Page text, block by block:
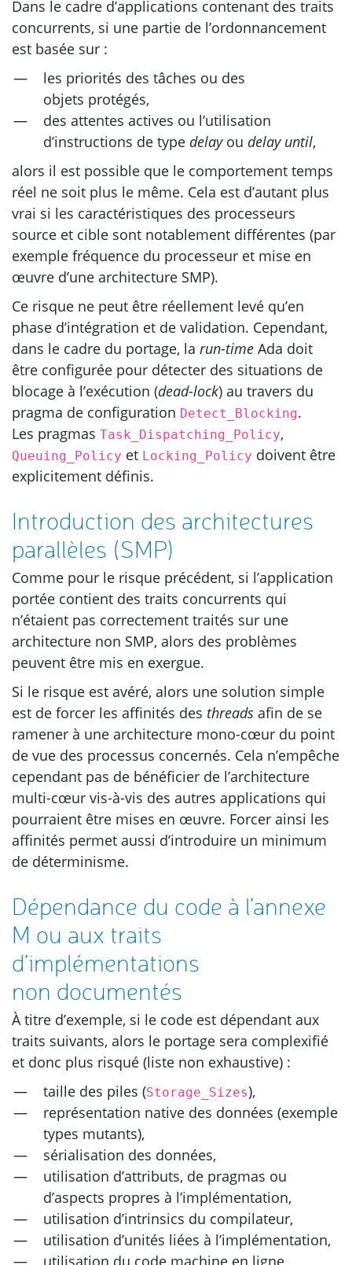
Dans le cadre d’applications contenant des traits
concurrents, si une partie de l’ordonnancement
est basée sur :
les priorités des tâches ou des
objets protégés,
des attentes actives ou l’utilisation
d’instructions de type delayou delay until,
alors il est possible que le comportement temps
réel ne soit plus le même. Cela est d’autant plus
vrai si les caractéristiques des processeurs
source et cible sont notablement différentes (par
exemple fréquence du processeur et mise en
œuvre d’une architecture SMP).
Ce risque ne peut être réellement levé qu’en
phase d’intégration et de validation. Cependant,
dans le cadre du portage, la run-time Ada doit
être configurée pour détecter des situations de
blocage à l’exécution (dead-lock) au travers du
pragma de configuration Detect_Blocking.
Les pragmas Task_Dispatching_Policy,
Queuing_Policy et Locking_Policy doivent être
explicitement définis.
Introduction des architectures
parallèles (SMP)
Comme pour le risque précédent, si l’application
portée contient des traits concurrents qui
n’étaient pas correctement traités sur une
architecture non SMP, alors des problèmes
peuvent être mis en exergue.
Si le risque est avéré, alors une solution simple
est de forcer les affinités des threads afin de se
ramener à une architecture mono-cœur du point
de vue des processus concernés. Cela n’empêche
cependant pas de bénéficier de l’architecture
multi-cœur vis-à-vis des autres applications qui
pourraient être mises en œuvre. Forcer ainsi les
affinités permet aussi d’introduire un minimum
de déterminisme.
Dépendance du code à l’annexe
M ou aux traits
d’implémentations
non documentés
À titre d’exemple, si le code est dépendant aux
traits suivants, alors le portage sera complexifié
et donc plus risqué (liste non exhaustive) :
taille des piles (Storage_Sizes),
représentation native des données (exemple
types mutants),
sérialisation des données,
utilisation d’attributs, de pragmas ou
d’aspects propres à l’implémentation,
utilisation d’intrinsics du compilateur,
utilisation d’unités liées à l’implémentation,
utilisation du code machine en ligne,